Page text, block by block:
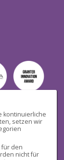
kontinuierliche
setzen wir
für den
nicht für